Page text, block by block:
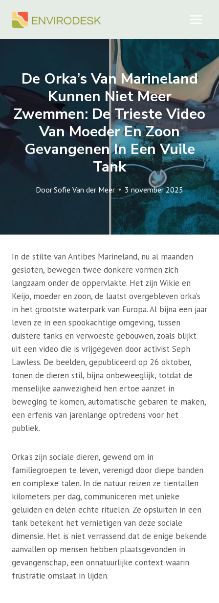
naar
De Orka’s Van Marineland
Kunnen Niet Meer
Zwemmen: De Trieste Video
Van Moeder En Zoon
Gevangenen In Een Vuile
Tank
DoorSofie Van der Meer 3 november 2025
In de stilte van Antibes Marineland, nu al maanden
gesloten, bewegen twee donkere vormen zich
langzaam onder de oppervlakte. Het zijn Wikie en
Keijo, moeder en zoon, de laatst overgebleven orka’s
in het grootste waterpark van Europa. Al bijna een jaar
leven ze in een spookachtige omgeving, tussen
duistere tanks en verwoeste gebouwen, zoals blijkt
uit een video die is vrijgegeven door activist Seph
Lawless. De beelden, gepubliceerd op 26 oktober,
tonen de dieren stil, bijna onbeweeglijk, totdat de
menselijke aanwezigheid hen ertoe aanzet in
beweging te komen, automatische gebaren te maken,
een erfenis van jarenlange optredens voor het
publiek.
Orka’s zijn sociale dieren, gewend om in
familiegroepen te leven, verenigd door diepe banden
en complexe talen. In de natuur reizen ze tientallen
kilometers per dag, communiceren met unieke
geluiden en delen echte rituelen. Ze opsluiten in een
tank betekent het vernietigen van deze sociale
dimensie. Het is niet verrassend dat de enige bekende
aanvallen op mensen hebben plaatsgevonden in
gevangenschap, een onnatuurlijke context waarin
frustratie omslaat in lijden.